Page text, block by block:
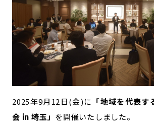
宮崎エリア
鹿児島エリ
沖縄エリア
カテゴリから探す
特集コンテンツ
地域を代
プレスリリース
行政連携記
MILCプロジェクト
選出企業特
2025年9月12日(金)に 「地域を代表
会 in 埼玉」 を開催いたしました。